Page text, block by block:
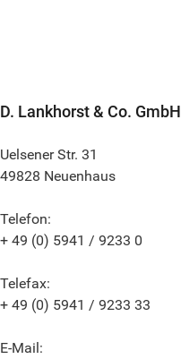
D. Lankhorst & Co. GmbH
Uelsener Str. 31
49828 Neuenhaus
Telefon:
+ 49 (0) 5941 / 9233 0
Telefax:
+ 49 (0) 5941 / 9233 33
E-Mail: